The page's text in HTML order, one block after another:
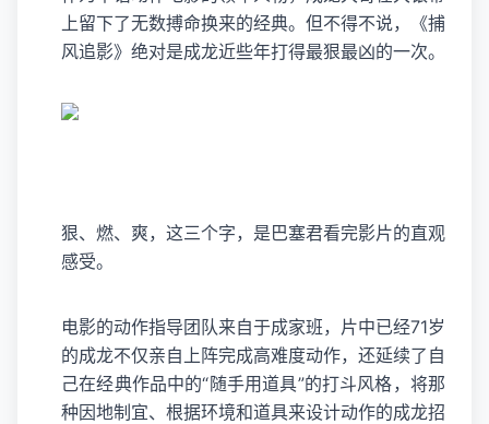
上留下了无数搏命换来的经典。但不得不说，《捕
风追影》绝对是成龙近些年打得最狠最凶的一次。
狠、燃、爽，这三个字，是巴塞君看完影片的直观
感受。
电影的动作指导团队来自于成家班，片中已经71岁
的成龙不仅亲自上阵完成高难度动作，还延续了自
己在经典作品中的“随手用道具”的打斗风格，将那
种因地制宜、根据环境和道具来设计动作的成龙招